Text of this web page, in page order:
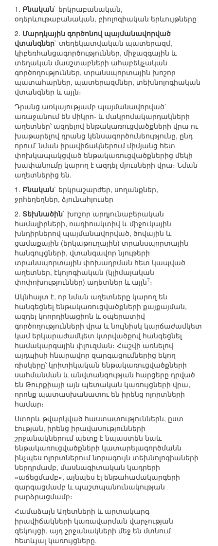
1. Բնական` երկրաբանական,
օդերևութաբանական, բիոլոգիական երևույթները
2. Մարդկային գործոնով պայմանավորված
վտանգներ` տեղեկատվական պատերազմ,
կիբեռհանցագործություններ, միջազգային և
տեղական մասշտաբների ահաբեկչական
գործողություններ, տրանսպորտային խոշոր
պատահարներ, պատերազմներ, տեխնոլոգիական
վտանգներ և այլն։
Դրանց առկայությամբ պայմանավորված՝
առաջանում են միկրո- և մակրոմակարդակների
աղետներ՝ ազդելով ենթակառուցվածքների վրա ու
խաթարելով դրանց կենսագործունեությունը, ընդ
որում՝ նման իրավիճակներում միմյանց հետ
փոխկապակցված ենթակառուցվածքներից մեկի
խափանումը կարող է ազդել մյուսների վրա։ Նման
աղետներից են.
1. Բնական` երկրաշարժեր, սողանքներ,
ջրհեղեղներ, ձյունահյուսեր
2. Տեխնածին` խոշոր արդյունաբերական
համալիրների, ռադիոակտիվ և միջուկային
խնդիրներով պայմանավորված, ծովային և
ցամաքային (երկաթուղային) տրանսպորտային
հանգույցների, վտանգավոր նյութերի
տրանսպորտային փոխադրման հետ կապված
աղետներ, էկոլոգիական (կլիմայական
փոփոխություններ) աղետներ և այլն7։
Ակնհայտ է, որ նման աղետները կարող են
հանգեցնել ենթակառուցվածքների քայքայման,
ազդել կոորդինացիոն և օպերատիվ
գործողությունների վրա և նույնիսկ կարճաժամկետ
կամ երկարաժամկետ կտրվածքով հանգեցնել
համակարգային փլուզման։ Հաշվի առնելով
այդպիսի հնարավոր զարգացումներից եկող
ռիսկերը՝ կրիտիկական ենթակառուցվածքների
սահմանման և անվտանգության հարցերը դրված
են Թուրքիայի այն պետական կառույցների վրա,
որոնք պատասխանատու են իրենց ոլորտների
համար։
Ստորև թվարկված հաստատություններն, ըստ
էության, իրենց իրավասությունների
շրջանակներում պետք է նպաստեն նաև
ենթակառուցվածքների կատարելագործմանն
ինչպես ոլորտներում նորագույն տեխնոլոգիաների
ներդրմամբ, մասնագիտական կադրերի
«աճեցմամբ», այնպես էլ ենթահամակարգերի
զարգացմամբ և պաշտպանունակության
բարձրացմամբ։
Համաձայն Աղետների և արտակարգ
իրավիճակների կառավարման վարչության
զեկույցի, այդ շրջանակների մեջ են մտնում
հետևյալ կառույցները.